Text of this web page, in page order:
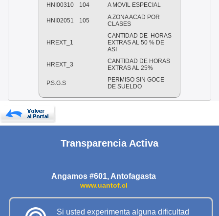
HNI00310
104 A MOVIL ESPECIAL
HNI02051 105
A ZONA ACAD POR
CLASES
HREXT_1
CANTIDAD DE HORAS
EXTRAS AL 50 % DE
ASI
HREXT_3
CANTIDAD DE HORAS
EXTRAS AL 25%
P.S.G.S
PERMISO SIN GOCE
DE SUELDO
Transparencia Activa
Angamos #601, Antofagasta
www.uantof.cl
Si usted experimenta alguna dificultad